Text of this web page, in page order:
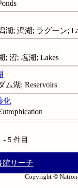
湖; 潟湖; ラグーン;
; 沼; 塩湖; Lakes
ム湖; Reservoirs
化
- 5 件目
館サーチ
Copyright ©